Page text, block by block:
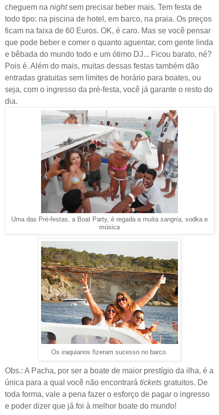
cheguem na nightsem precisar beber mais. Tem festa de
todo tipo: na piscina de hotel, em barco, na praia. Os preços
ficam na faixa de 60 Euros. OK, é caro. Mas se você pensar
que pode beber e comer o quanto aguentar, com gente linda
e bêbada do mundo todo e um ótimo DJ... Ficou barato, né?
Pois é. Além do mais, muitas dessas festas também dão
entradas gratuitas sem limites de horário para boates, ou
seja, com o ingresso da pré-festa, você já garante o resto do
dia.
Uma das Pré-festas, a Boat Party, é regada a muita sangría, vodka e
música
Os iraquianos fizeram sucesso no barco.
Obs.: A Pacha, por ser a boate de maior prestígio da ilha, é a
única para a qual você não encontrará tickets gratuitos. De
toda forma, vale a pena fazer o esforço de pagar o ingresso
e poder dizer que já foi à melhor boate do mundo!